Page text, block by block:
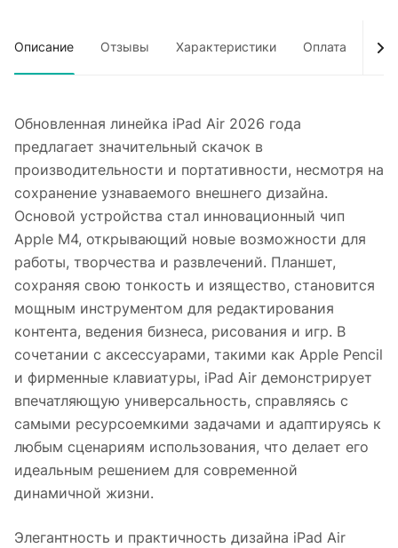
Описание Отзывы Характеристики Оплата
Обновленная линейка iPad Air 2026 года
предлагает значительный скачок в
производительности и портативности, несмотря на
сохранение узнаваемого внешнего дизайна.
Основой устройства стал инновационный чип
Apple M4, открывающий новые возможности для
работы, творчества и развлечений. Планшет,
сохраняя свою тонкость и изящество, становится
мощным инструментом для редактирования
контента, ведения бизнеса, рисования и игр. В
сочетании с аксессуарами, такими как Apple Pencil
и фирменные клавиатуры, iPad Air демонстрирует
впечатляющую универсальность, справляясь с
самыми ресурсоемкими задачами и адаптируясь к
любым сценариям использования, что делает его
идеальным решением для современной
динамичной жизни.
Элегантность и практичность дизайна iPad Air